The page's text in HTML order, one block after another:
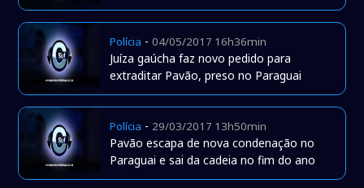
Polícia -04/05/2017 16h36min
Juíza gaúcha faz novo pedido para
extraditar Pavão, preso no Paraguai
Polícia - 29/03/2017 13h50min
Pavão escapa de nova condenação no
Paraguai e sai da cadeia no fim do ano